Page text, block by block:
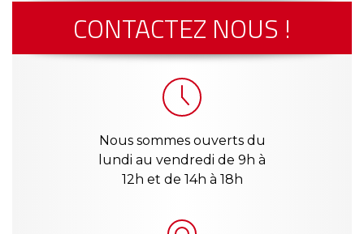
CONTACTEZ NOUS !
Nous sommes ouverts du
lundi au vendredi de 9h à
12h et de 14h à 18h